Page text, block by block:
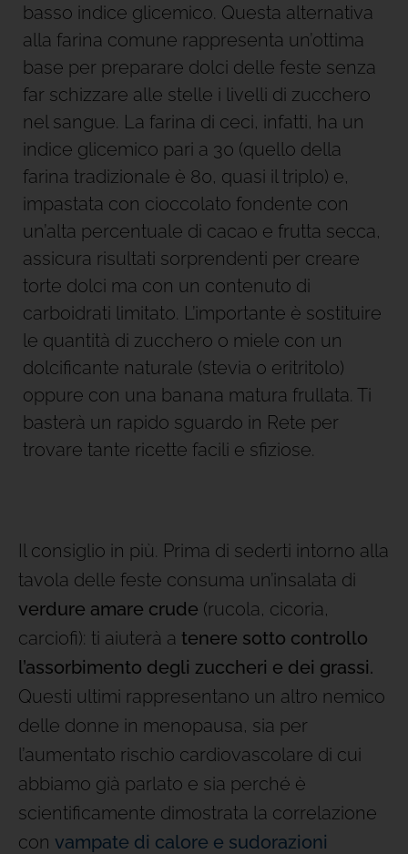
basso indice glicemico. Questa alternativa
alla farina comune rappresenta un’ottima
base per preparare dolci delle feste senza
far schizzare alle stelle i livelli di zucchero
nel sangue. La farina di ceci, infatti, ha un
indice glicemico pari a 30 (quello della
farina tradizionale è 80, quasi il triplo) e,
impastata con cioccolato fondente con
un’alta percentuale di cacao e frutta secca,
assicura risultati sorprendenti per creare
torte dolci ma con un contenuto di
carboidrati limitato. L’importante è sostituire
le quantità di zucchero o miele con un
dolcificante naturale (stevia o eritritolo)
oppure con una banana matura frullata. Ti
basterà un rapido sguardo in Rete per
trovare tante ricette facili e sfiziose.
Il consiglio in più. Prima di sederti intorno alla
tavola delle feste consuma un’insalata di
verdure amare crude (rucola, cicoria,
carciofi): ti aiuterà a tenere sotto controllo
l’assorbimento degli zuccheri e dei grassi.
Questi ultimi rappresentano un altro nemico
delle donne in menopausa, sia per
l’aumentato rischio cardiovascolare di cui
abbiamo già parlato e sia perché è
scientificamente dimostrata la correlazione
con vampate di calore e sudorazioni